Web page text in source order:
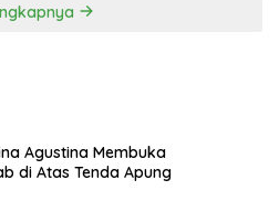
Agustina Membuka
di Atas Tenda Apung